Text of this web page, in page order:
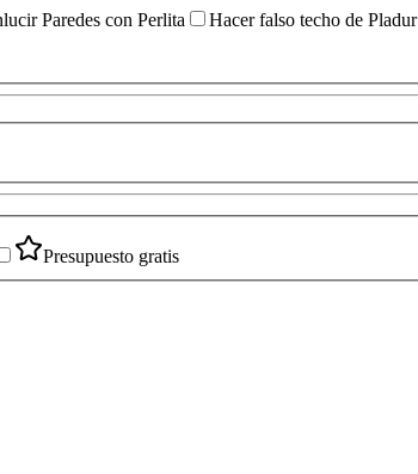
Paredes con Perlita Hacer falso techo de Pladur
Presupuesto gratis